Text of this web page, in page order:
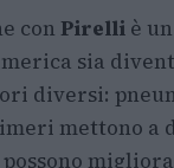
con Pirelli è
sia
diversi:
mettono a